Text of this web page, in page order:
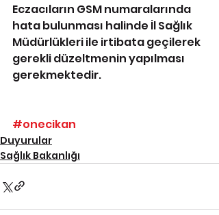
Eczacıların GSM numaralarında
hata bulunması halinde İl Sağlık
Müdürlükleri ile irtibata geçilerek
gerekli düzeltmenin yapılması
gerekmektedir.
#onecikan
Duyurular
Sağlık Bakanlığı